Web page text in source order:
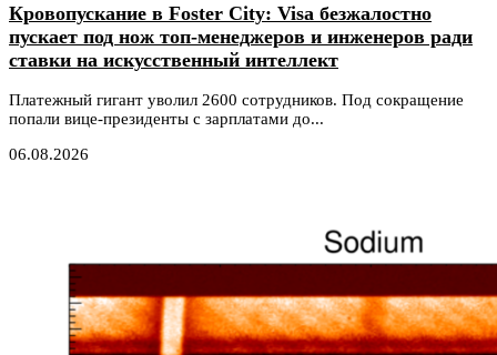
Кровопускание в Foster City: Visa безжалостно
пускает под нож топ-менеджеров и инженеров ради
ставки на искусственный интеллект
Платежный гигант уволил 2600 сотрудников. Под сокращение
попали вице-президенты с зарплатами до...
06.08.2026